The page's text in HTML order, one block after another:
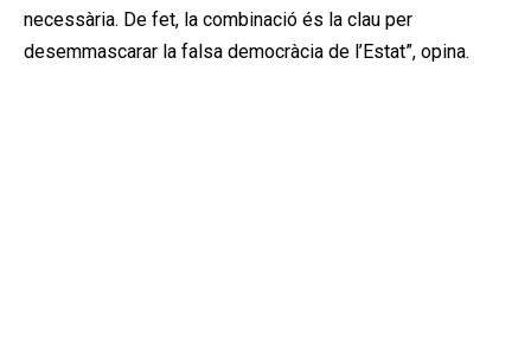
necessària. De fet, la combinació és la clau per
desemmascarar la falsa democràcia de l’Estat”, opina.